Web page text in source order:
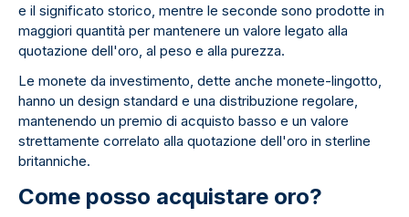
e il significato storico, mentre le seconde sono prodotte in
maggiori quantità per mantenere un valore legato alla
quotazione dell'oro, al peso e alla purezza.
Le monete da investimento, dette anche monete-lingotto,
hanno un design standard e una distribuzione regolare,
mantenendo un premio di acquisto basso e un valore
strettamente correlato alla quotazione dell'oro in sterline
britanniche.
Come posso acquistare oro?